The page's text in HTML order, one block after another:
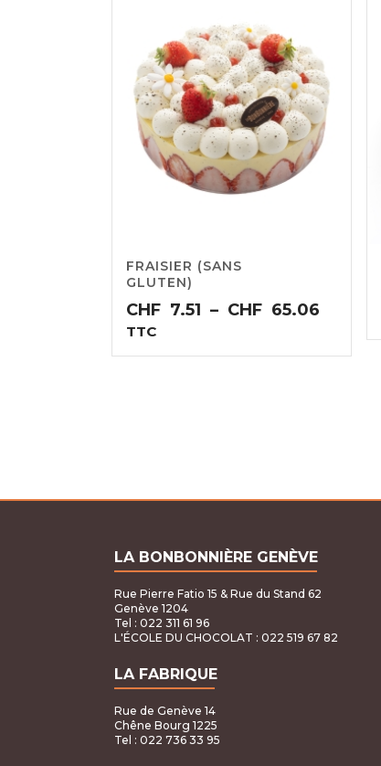
FRAISIER (SANS
GLUTEN)
CHF 7.51 – CHF 65.06
prix :
TTC
LA BONBONNIÈRE GENÈVE
Rue Pierre Fatio 15 & Rue du Stand 62
Genève 1204
Tel : 022 311 61 96
L'ÉCOLE DU CHOCOLAT : 022 519 67 82
LA FABRIQUE
Rue de Genève 14
Chêne Bourg 1225
Tel : 022 736 33 95